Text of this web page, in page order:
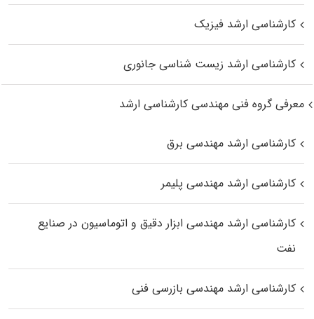
کارشناسی ارشد فیزیک
کارشناسی ارشد زیست‌ شناسی جانوری
معرفی گروه فنی مهندسی کارشناسی ارشد
کارشناسی ارشد مهندسی برق
کارشناسی ارشد مهندسی پلیمر
کارشناسی ارشد مهندسی ابزار دقیق و اتوماسیون در صنایع
نفت
کارشناسی ارشد مهندسی بازرسی فنی